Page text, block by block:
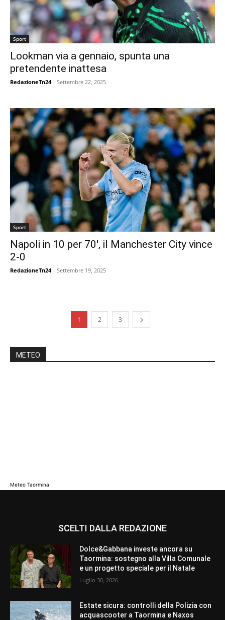
Sport
Lookman via a gennaio, spunta una
pretendente inattesa
RedazioneTn24 - Settembre 22, 2025
Sport
Napoli in 10 per 70′, il Manchester City vince
2-0
RedazioneTn24 - Settembre 19, 2025
1 2 3
METEO
Meteo Taormina
SCELTI DALLA REDAZIONE
Dolce&Gabbana investe ancora su
Taormina: sostegno alla Villa Comunale
e un progetto speciale per il Natale
Luglio 30, 2026
Estate sicura: controlli della Polizia con
acquascooter a Taormina e Naxos